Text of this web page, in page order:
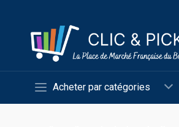
Acheter par catégories